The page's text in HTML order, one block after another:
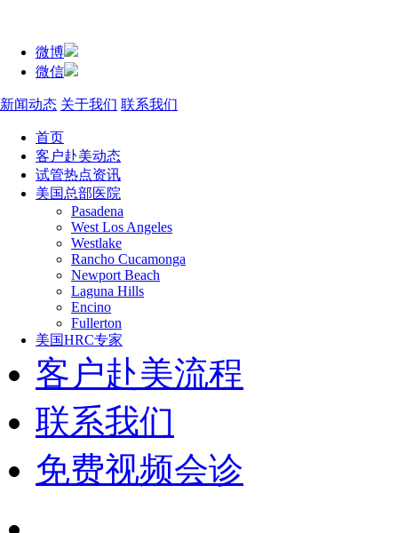
微博
微信
新闻动态 关于我们 联系我们
首页
客户赴美动态
试管热点资讯
美国总部医院
Pasadena
West Los Angeles
Westlake
Rancho Cucamonga
Newport Beach
Laguna Hills
Encino
Fullerton
美国HRC专家
客户赴美流程
联系我们
免费视频会诊